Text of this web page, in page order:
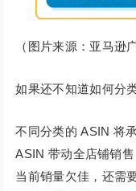
（图片来源：亚马逊
如果还不知道如何分
不同分类的 ASIN 将
ASIN 带动全店铺销
当前销量欠佳，还需